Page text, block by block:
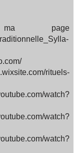
page
rituels-
watch?
watch?
watch?